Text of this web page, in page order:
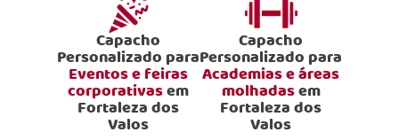
Capacho
Personalizado para
Eventos e feiras
corporativasem
Fortaleza dos
Valos
Capacho
Personalizado para
Academias e áreas
molhadasem
Fortaleza dos
Valos